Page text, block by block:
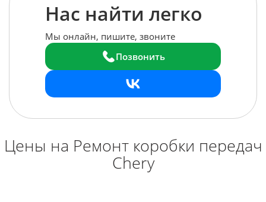
Нас найти легко
Мы онлайн, пишите, звоните
Позвонить
Цены на Ремонт коробки передач
Chery